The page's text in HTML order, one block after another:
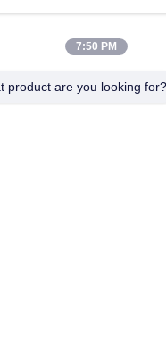
Nuovo
7:50 PM
product are you looking for?